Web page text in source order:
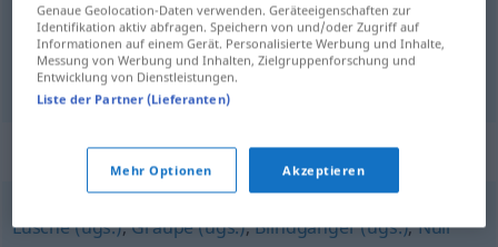
nobody Nulpe Null FIG
nonentity NulpeNull FIG
Synonyme für "Nulpe"
Lusche (ugs.),Graupe (ugs.),Blindgänger (ugs.),Null
Genaue Geolocation-Daten verwenden. Geräteeigenschaften zur
Identifikation aktiv abfragen. Speichern von und/oder Zugriff auf
Informationen auf einem Gerät. Personalisierte Werbung und Inhalte,
Messung von Werbung und Inhalten, Zielgruppenforschung und
Entwicklung von Dienstleistungen.
Liste der Partner (Lieferanten)
Mehr Optionen Akzeptieren